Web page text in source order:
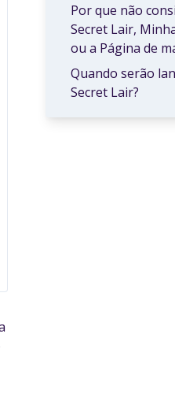
Por que não
Secret Lair,
ou a Página de
Quando serão
Secret Lair?